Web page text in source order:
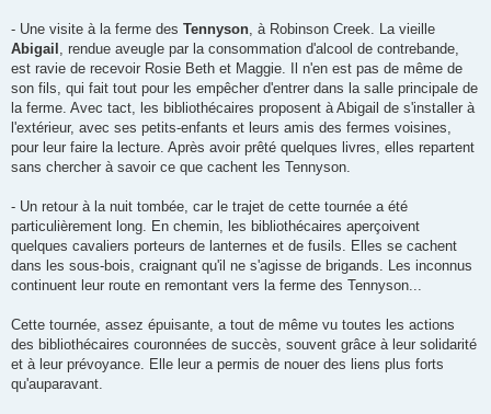
- Une visite à la ferme des Tennyson, à Robinson Creek. La vieille
Abigail , rendue aveugle par la consommation d'alcool de contrebande,
est ravie de recevoir Rosie Beth et Maggie. Il n'en est pas de même de
son fils, qui fait tout pour les empêcher d'entrer dans la salle principale de
la ferme. Avec tact, les bibliothécaires proposent à Abigail de s'installer à
l'extérieur, avec ses petits-enfants et leurs amis des fermes voisines,
pour leur faire la lecture. Après avoir prêté quelques livres, elles repartent
sans chercher à savoir ce que cachent les Tennyson.
- Un retour à la nuit tombée, car le trajet de cette tournée a été
particulièrement long. En chemin, les bibliothécaires aperçoivent
quelques cavaliers porteurs de lanternes et de fusils. Elles se cachent
dans les sous-bois, craignant qu'il ne s'agisse de brigands. Les inconnus
continuent leur route en remontant vers la ferme des Tennyson...
Cette tournée, assez épuisante, a tout de même vu toutes les actions
des bibliothécaires couronnées de succès, souvent grâce à leur solidarité
et à leur prévoyance. Elle leur a permis de nouer des liens plus forts
qu'auparavant.